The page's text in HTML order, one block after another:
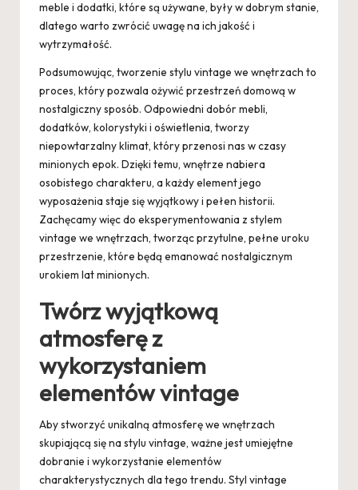
meble i dodatki, które są używane, były w dobrym stanie,
dlatego warto zwrócić uwagę na ich jakość i
wytrzymałość.
Podsumowując, tworzenie stylu vintage we wnętrzach to
proces, który pozwala ożywić przestrzeń domową w
nostalgiczny sposób. Odpowiedni dobór mebli,
dodatków, kolorystyki i oświetlenia, tworzy
niepowtarzalny klimat, który przenosi nas w czasy
minionych epok. Dzięki temu, wnętrze nabiera
osobistego charakteru, a każdy element jego
wyposażenia staje się wyjątkowy i pełen historii.
Zachęcamy więc do eksperymentowania z stylem
vintage we wnętrzach, tworząc przytulne, pełne uroku
przestrzenie, które będą emanować nostalgicznym
urokiem lat minionych.
Twórz wyjątkową
atmosferę z
wykorzystaniem
elementów vintage
Aby stworzyć unikalną atmosferę we wnętrzach
skupiającą się na stylu vintage, ważne jest umiejętne
dobranie i wykorzystanie elementów
charakterystycznych dla tego trendu. Styl vintage